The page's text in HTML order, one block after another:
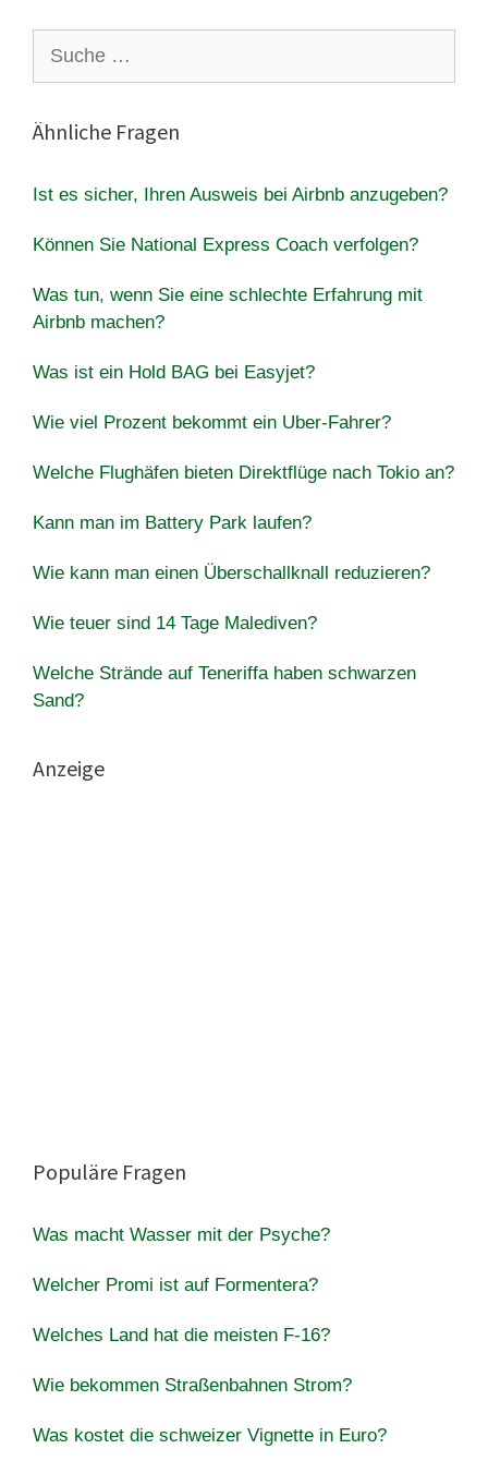
nach:
Ähnliche Fragen
Ist es sicher, Ihren Ausweis bei Airbnb anzugeben?
Können Sie National Express Coach verfolgen?
Was tun, wenn Sie eine schlechte Erfahrung mit
Airbnb machen?
Was ist ein Hold BAG bei Easyjet?
Wie viel Prozent bekommt ein Uber-Fahrer?
Welche Flughäfen bieten Direktflüge nach Tokio an?
Kann man im Battery Park laufen?
Wie kann man einen Überschallknall reduzieren?
Wie teuer sind 14 Tage Malediven?
Welche Strände auf Teneriffa haben schwarzen
Sand?
Anzeige
Populäre Fragen
Was macht Wasser mit der Psyche?
Welcher Promi ist auf Formentera?
Welches Land hat die meisten F-16?
Wie bekommen Straßenbahnen Strom?
Was kostet die schweizer Vignette in Euro?